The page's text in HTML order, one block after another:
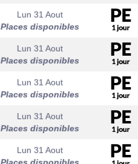
Lun 31 Aout
Places disponibles
Lun 31 Aout
Places disponibles
Lun 31 Aout
Places disponibles
Lun 31 Aout
Places disponibles
Lun 31 Aout